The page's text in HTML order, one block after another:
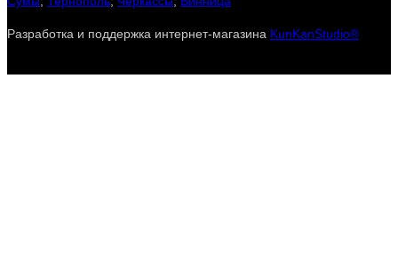
Разработка и поддержка интернет-магазина KunKanStudio®